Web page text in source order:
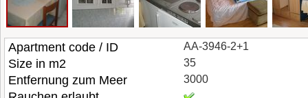
Apartment code / ID AA-3946-2+1
Size in m2 35
Entfernung zum Meer 3000